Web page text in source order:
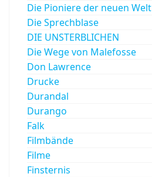
Die Pioniere der neuen Welt
Die Sprechblase
DIE UNSTERBLICHEN
Die Wege von Malefosse
Don Lawrence
Drucke
Durandal
Durango
Falk
Filmbände
Filme
Finsternis